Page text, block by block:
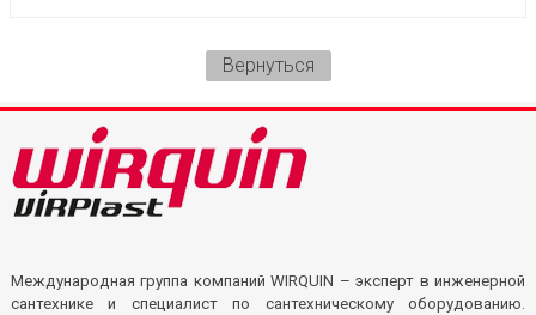
Вернуться
Международная группа компаний WIRQUIN – эксперт в инженерной
сантехнике и специалист по сантехническому оборудованию.